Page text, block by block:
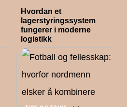
Hvordan et
lagerstyringssystem
fungerer i moderne
logistikk